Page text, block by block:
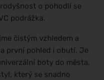
o pohodlí se
podrážka.
čistým vzhledem a
první pohled i obutí. Je
boty do města,
který se snadno